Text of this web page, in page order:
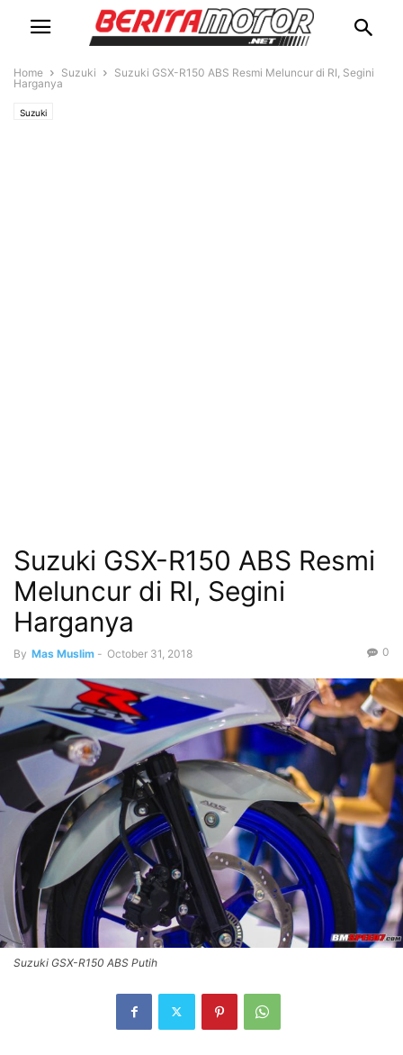
Home Suzuki
Suzuki GSX-R150 ABS Resmi Meluncur di RI, Segini
Harganya
Suzuki
Suzuki GSX-R150 ABS Resmi
Meluncur di RI, Segini
Harganya
By Mas Muslim - October 31, 2018 0
Suzuki GSX-R150 ABS Putih